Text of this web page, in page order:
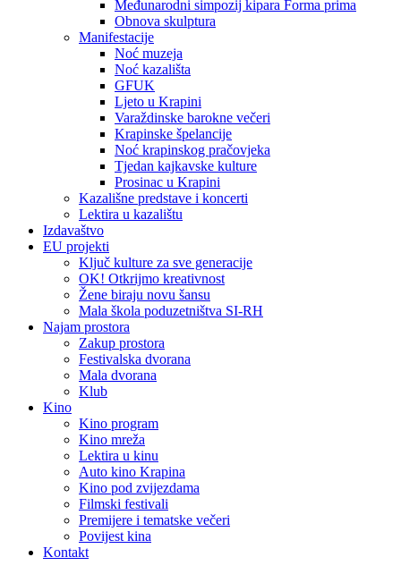
Međunarodni simpozij kipara Forma prima
Obnova skulptura
Manifestacije
Noć muzeja
Noć kazališta
GFUK
Ljeto u Krapini
Varaždinske barokne večeri
Krapinske špelancije
Noć krapinskog pračovjeka
Tjedan kajkavske kulture
Prosinac u Krapini
Kazališne predstave i koncerti
Lektira u kazalištu
Izdavaštvo
EU projekti
Ključ kulture za sve generacije
OK! Otkrijmo kreativnost
Žene biraju novu šansu
Mala škola poduzetništva SI-RH
Najam prostora
Zakup prostora
Festivalska dvorana
Mala dvorana
Klub
Kino
Kino program
Kino mreža
Lektira u kinu
Auto kino Krapina
Kino pod zvijezdama
Filmski festivali
Premijere i tematske večeri
Povijest kina
Kontakt